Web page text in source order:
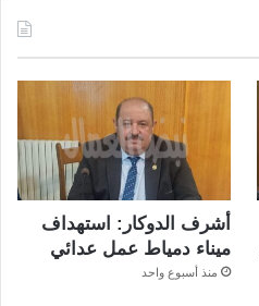
أشرف الدوكار: استهداف
ميناء دمياط عمل عدائي
منذ أسبوع واحد